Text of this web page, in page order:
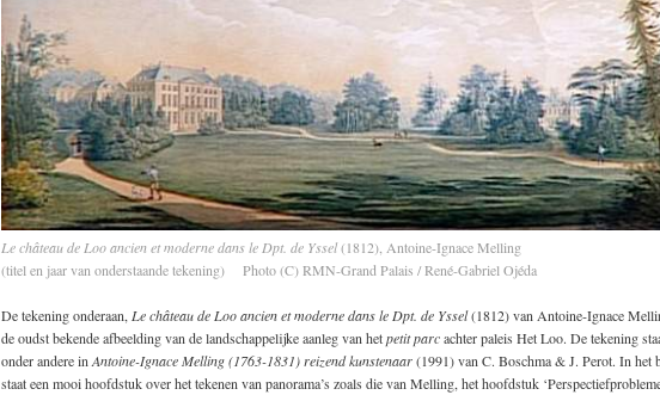
Le château de Loo ancien et moderne dans le Dpt. de Yssel(1812), Antoine-Ignace Melling
(titel en jaar van onderstaande tekening) Photo (C) RMN-Grand Palais / René-Gabriel Ojéda
De tekening onderaan,Le château de Loo ancien et moderne dans le Dpt. de Yssel(1812) van Antoine-Ignace
de oudst bekende afbeelding van de landschappelijke aanleg van hetpetit parcachter paleis Het Loo. De tekening
onder andere inAntoine-Ignace Melling (1763-1831) reizend kunstenaar(1991) van C. Boschma & J. Perot. In het
staat een mooi hoofdstuk over het tekenen van panorama’s zoals die van Melling, het hoofdstuk